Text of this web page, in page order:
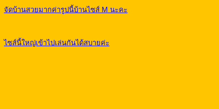
จัดบ้านสวยมากค่ารูปนี้บ้านไซส์ M นะคะ
ไซส์นี้ใหญ่เข้าไปเล่นกันได้สบายค่ะ